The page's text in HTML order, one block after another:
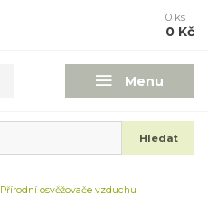
Menu
Hledat
0 ks
0 Kč
Přírodní osvěžovače vzduchu